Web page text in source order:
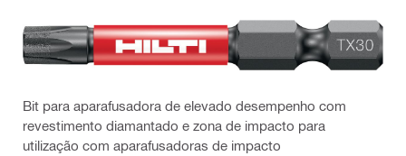
Bit para aparafusadora de elevado desempenho com
revestimento diamantado e zona de impacto para
utilização com aparafusadoras de impacto